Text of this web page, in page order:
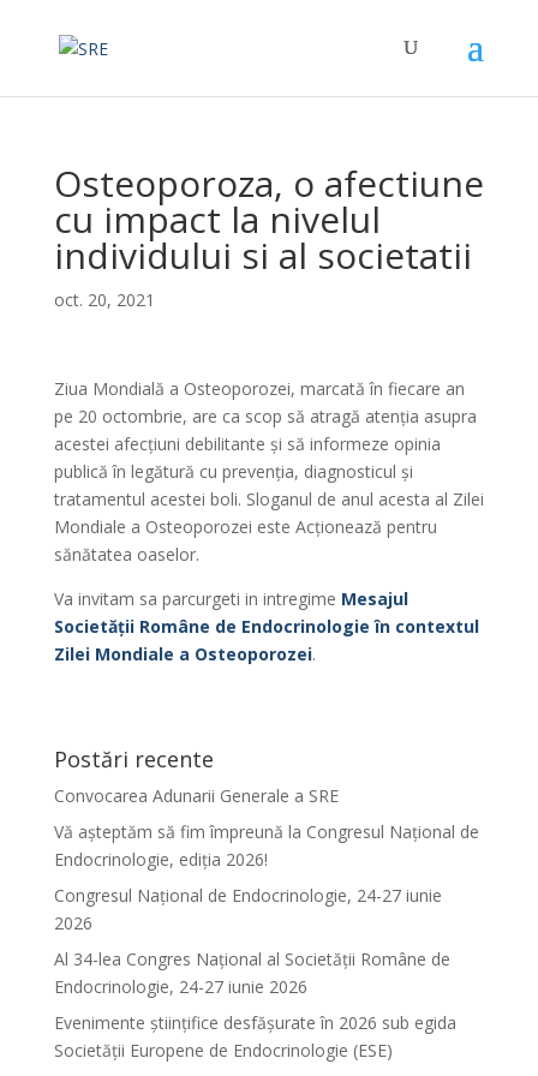
Osteoporoza, o afectiune
cu impact la nivelul
individului si al societatii
oct. 20, 2021
Ziua Mondială a Osteoporozei, marcată în fiecare an
pe 20 octombrie, are ca scop să atragă atenția asupra
acestei afecțiuni debilitante și să informeze opinia
publică în legătură cu prevenția, diagnosticul și
tratamentul acestei boli. Sloganul de anul acesta al Zilei
Mondiale a Osteoporozei este Acționează pentru
sănătatea oaselor.
Va invitam sa parcurgeti in intregime Mesajul
Societății Române de Endocrinologie în contextul
Zilei Mondiale a Osteoporozei.
Postări recente
Convocarea Adunarii Generale a SRE
Vă așteptăm să fim împreună la Congresul Național de
Endocrinologie, ediția 2026!
Congresul Național de Endocrinologie, 24-27 iunie
2026
Al 34-lea Congres Național al Societății Române de
Endocrinologie, 24-27 iunie 2026
Evenimente ştiinţifice desfăşurate în 2026 sub egida
Societăţii Europene de Endocrinologie (ESE)